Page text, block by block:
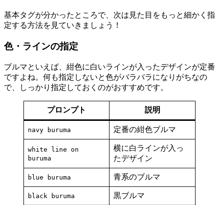
基本タグが分かったところで、次は見た目をもっと細かく指
定する方法を見ていきましょう！
色・ラインの指定
ブルマといえば、紺色に白いラインが入ったデザインが定番
ですよね。何も指定しないと色がバラバラになりがちなの
で、しっかり指定しておくのがおすすめです。
プロンプト 説明
navy buruma 定番の紺色ブルマ
white line on
buruma
横に白ラインが入っ
たデザイン
blue buruma 青系のブルマ
black buruma 黒ブルマ